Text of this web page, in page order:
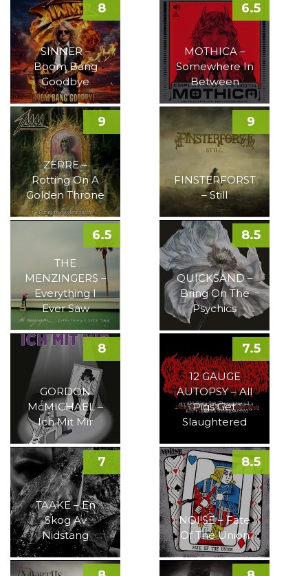
SINNER –
Boom Bang
Goodbye
8
MOTHICA –
Somewhere In
Between
6.5
ZERRE –
Rotting On A
Golden Throne
9
FINSTERFORST
– Still
9
THE
MENZINGERS –
Everything I
Ever Saw
6.5
QUICKSAND –
Bring On The
Psychics
8.5
GORDON
McMICHAEL –
Ich Mit Mir
8
12 GAUGE
AUTOPSY – All
Pigs Get
Slaughtered
7.5
TAAKE – En
Skog Av
Nidstang
7
NOI!SE – Fate
Of The Union
8.5